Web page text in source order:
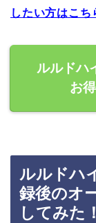
したい方はこち
ルルドハ
お
ルルドハ
録後のオ
してみた！